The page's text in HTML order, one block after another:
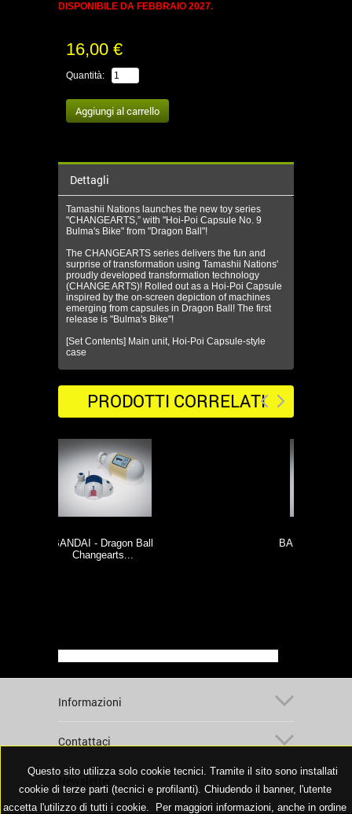
DISPONIBILE DA FEBBRAIO 2027.
16,00 €
Quantità:
Dettagli
Tamashii Nations launches the new toy series
"CHANGEARTS,” with "Hoi-Poi Capsule No. 9
Bulma's Bike" from "Dragon Ball"!
The CHANGEARTS series delivers the fun and
surprise of transformation using Tamashii Nations'
proudly developed transformation technology
(CHANGE ARTS)! Rolled out as a Hoi-Poi Capsule
inspired by the on-screen depiction of machines
emerging from capsules in Dragon Ball! The first
release is "Bulma's Bike"!
[Set Contents] Main unit, Hoi-Poi Capsule-style
case
PRODOTTI CORRELATI
BANDAI - Dragon Ball Z...
Informazioni
Contattaci
Questo sito utilizza solo cookie tecnici. Tramite il sito sono installati
cookie di terze parti (tecnici e profilanti). Chiudendo il banner, l'utente
accetta l'utilizzo di tutti i cookie. Per maggiori informazioni, anche in ordine